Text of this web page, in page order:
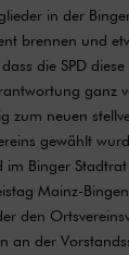
in der
brennen und
die SPD
ganz
zum neuen
gewählt
im Binger
Mainz-
den
an der